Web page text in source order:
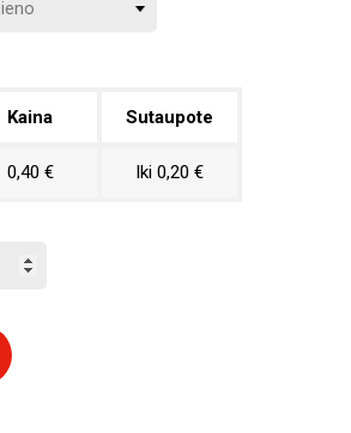
Kaina Sutaupote
0,40 € Iki 0,20 €